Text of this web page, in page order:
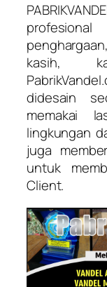
kasih,
didesain
memakai
lingkungan
juga
untuk
Client.